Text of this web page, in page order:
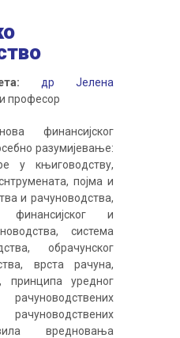
др Јелена
професор
финансијског
разумијевање:
у књиговодству,
појма и
и рачуноводства,
финансијског и
система
обрачунског
врста рачуна,
уредног
вредновања